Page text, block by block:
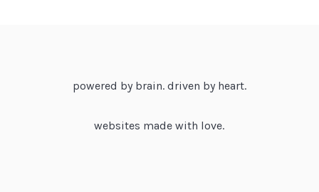
powered by brain. driven by heart.
websites made with love.